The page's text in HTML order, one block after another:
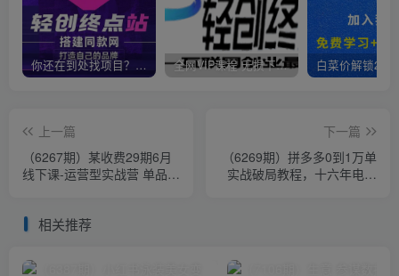
你还在到处找项目？还在当韭菜？我靠卖项目一个月收入5万+，曾经我也是个失败者。 全网VIP课程 无损下载~
上一篇
（6267期）某收费29期6月
线下课-运营型实战营 单品打
下一篇
（6269期）拼多多0到1万单
实战破局教程，十六年电商
相关推荐